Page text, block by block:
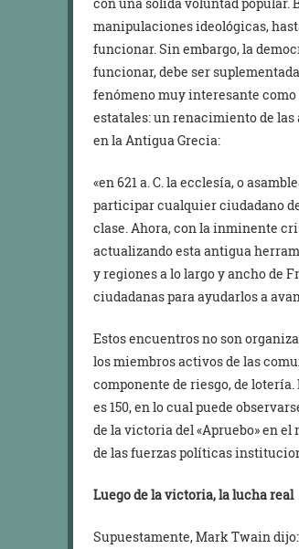
manipulaciones ideológicas,
funcionar. Sin embargo, la
funcionar, debe ser
fenómeno muy interesante
estatales: un renacimiento de
en la Antigua Grecia:
«en 621 a. C. la ecclesía, o
participar cualquier ciudadano
clase. Ahora, con la inminente
actualizando esta antigua
y regiones a lo largo y ancho de
ciudadanas para ayudarlos a
Estos encuentros no son
los miembros activos de las
componente de riesgo, de
es 150, en lo cual puede
de la victoria del «Apruebo» en
de las fuerzas políticas
Luego de la victoria, la lucha real
Supuestamente, Mark Twain